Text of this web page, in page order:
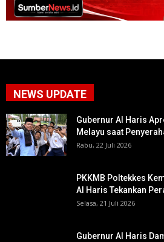
NEWS UPDATE
Gubernur Al Haris
Melayu saat
Rabu, 22 Juli 2026
PKKMB Poltekkes
Al Haris Tekankan
Selasa, 21 Juli 2026
Gubernur Al Haris